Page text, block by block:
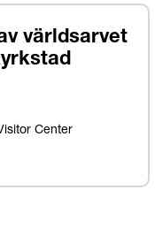
världsarvet
Center